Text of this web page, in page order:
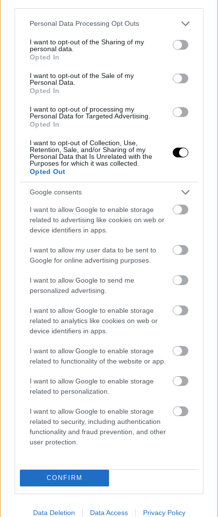
Please note that this website/app uses one or more Google
not limited to your visit or usage behaviour. You may click to
grant or deny consent to Google and its third-party tags to
use your data for below specified purposes in below Google
consent section.
Personal Data Processing Opt Outs
I want to opt-out of the Sharing of my
personal data.
Opted In
I want to opt-out of the Sale of my
Personal Data.
Opted In
I want to opt-out of processing my
Personal Data for Targeted Advertising.
Opted In
I want to opt-out of Collection, Use,
Retention, Sale, and/or Sharing of my
Personal Data that Is Unrelated with the
Purposes for which it was collected.
Opted Out
Google consents
I want to allow Google to enable storage
related to advertising like cookies on web or
device identifiers in apps.
I want to allow my user data to be sent to
Google for online advertising purposes.
I want to allow Google to send me
personalized advertising.
I want to allow Google to enable storage
related to analytics like cookies on web or
device identifiers in apps.
I want to allow Google to enable storage
related to functionality of the website or app.
I want to allow Google to enable storage
related to personalization.
I want to allow Google to enable storage
related to security, including authentication
functionality and fraud prevention, and other
user protection.
CONFIRM
Data Deletion Data Access Privacy Policy